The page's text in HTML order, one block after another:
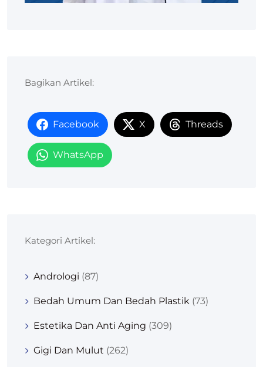
Bagikan Artikel:
Facebook X Threads
WhatsApp
Kategori Artikel:
Andrologi (87)
Bedah Umum Dan Bedah Plastik (73)
Estetika Dan Anti Aging (309)
Gigi Dan Mulut (262)